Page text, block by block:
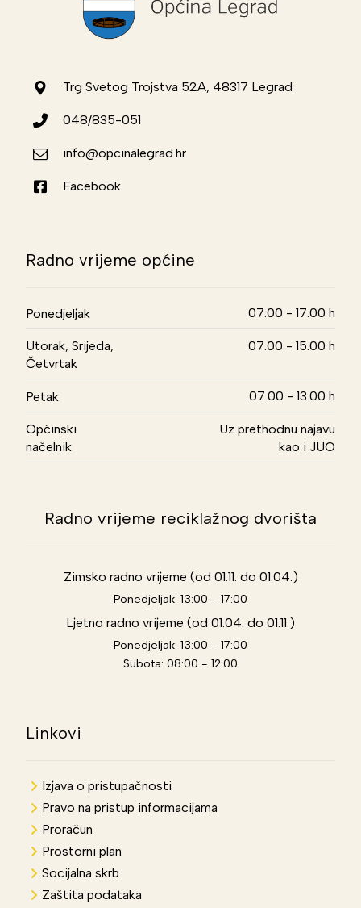
Trg Svetog Trojstva 52A, 48317 Legrad
048/835-051
info@opcinalegrad.hr
Facebook
Radno vrijeme općine
Ponedjeljak 07.00 - 17.00 h
Utorak, Srijeda,
Četvrtak
07.00 - 15.00 h
Petak 07.00 - 13.00 h
Općinski
načelnik
Uz prethodnu najavu
kao i JUO
Radno vrijeme reciklažnog dvorišta
Zimsko radno vrijeme (od 01.11. do 01.04.)
Ponedjeljak: 13:00 - 17:00
Ljetno radno vrijeme (od 01.04. do 01.11.)
Ponedjeljak: 13:00 - 17:00
Subota: 08:00 - 12:00
Linkovi
Izjava o pristupačnosti
Pravo na pristup informacijama
Proračun
Prostorni plan
Socijalna skrb
Zaštita podataka